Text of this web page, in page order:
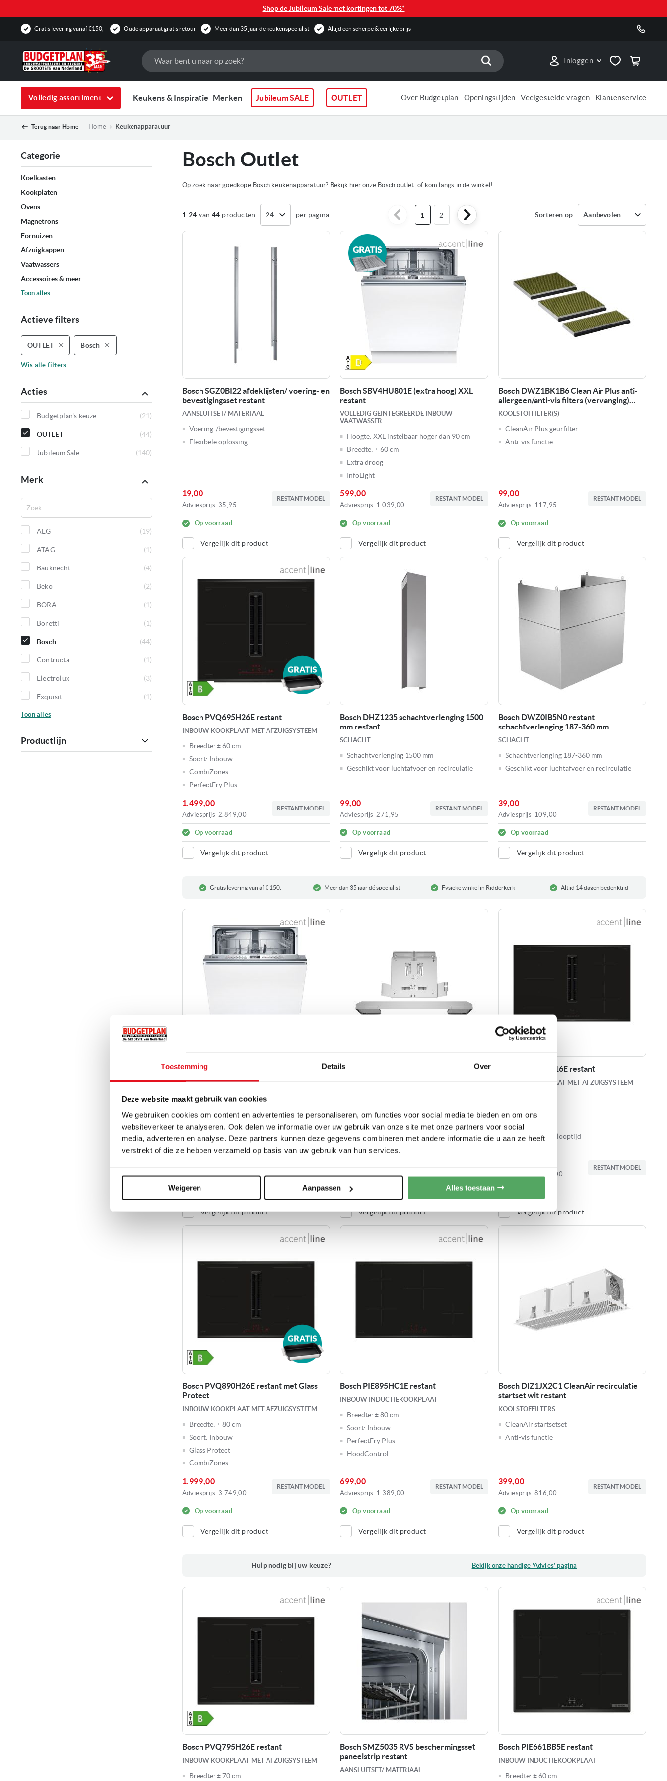
Toestemming Details Over
Deze website maakt gebruik van cookies
We gebruiken cookies om content en advertenties te personaliseren, om functies voor social media te bieden en om ons
websiteverkeer te analyseren. Ook delen we informatie over uw gebruik van onze site met onze partners voor social
media, adverteren en analyse. Deze partners kunnen deze gegevens combineren met andere informatie die u aan ze heeft
verstrekt of die ze hebben verzameld op basis van uw gebruik van hun services.
Weigeren Aanpassen Alles toestaan
Shop de Jubileum Sale met kortingen tot 70%*
Gratis levering vanaf €150,- Oude apparaat gratis retour Meer dan 35 jaar de keukenspecialist Altijd een scherpe & eerlijke prijs
Zoek
Zoek Inloggen
Volledig assortiment Keukens & Inspiratie Merken Jubileum SALE OUTLET Over Budgetplan Openingstijden Veelgestelde vragen Klantenservice
Terug naar Home Home Keukenapparatuur
Bosch Outlet
Op zoek naar goedkope Bosch keukenapparatuur? Bekijk hier onze Bosch outlet, of kom langs in de winkel!
1-24 van 44 producten U lees momenteel pagina
1 Pagina
2
per pagina Sorteren op
Bosch SGZ0BI22 afdeklijsten/ voering- en
bevestigingsset restant
AANSLUITSET/ MATERIAAL
Voering-/bevestigingsset
Flexibele oplossing
19,00
Adviesprijs 35,95
RESTANT MODEL
Op voorraad
Vergelijk dit product
Bosch SBV4HU801E (extra hoog) XXL
restant
VOLLEDIG GEINTEGREERDE INBOUW
VAATWASSER
Hoogte: XXL instelbaar hoger dan 90 cm
Breedte: ± 60 cm
Extra droog
InfoLight
599,00
Adviesprijs 1.039,00
RESTANT MODEL
Op voorraad
Vergelijk dit product
Bosch DWZ1BK1B6 Clean Air Plus anti-
allergeen/anti-vis filters (vervanging)
restant
KOOLSTOFFILTER(S)
CleanAir Plus geurfilter
Anti-vis functie
99,00
Adviesprijs 117,95
RESTANT MODEL
Op voorraad
Vergelijk dit product
Bosch PVQ695H26E restant
INBOUW KOOKPLAAT MET AFZUIGSYSTEEM
Breedte: ± 60 cm
Soort: Inbouw
CombiZones
PerfectFry Plus
1.499,00
Adviesprijs 2.849,00
RESTANT MODEL
Op voorraad
Vergelijk dit product
Bosch DHZ1235 schachtverlenging 1500
mm restant
SCHACHT
Schachtverlenging 1500 mm
Geschikt voor luchtafvoer en recirculatie
99,00
Adviesprijs 271,95
RESTANT MODEL
Op voorraad
Vergelijk dit product
Bosch DWZ0IB5N0 restant
schachtverlenging 187-360 mm
SCHACHT
Schachtverlenging 187-360 mm
Geschikt voor luchtafvoer en recirculatie
39,00
Adviesprijs 109,00
RESTANT MODEL
Op voorraad
Vergelijk dit product
Gratis levering van af € 150,- Meer dan 35 jaar dé specialist Fysieke winkel in Ridderkerk Altijd 14 dagen bedenktijd
Bosch SMV6ZB805E restant
VOLLEDIG GEINTEGREERDE INBOUW
Hoogte:
Breedte:± 60 cm
Zeolith
Silence Pro: muisstil
Adviesprijs 1.259,00
RESTANT MODEL
Op voorraad
Vergelijk dit product
Bosch DSZ4961 liftsysteem restant
ACCESSOIRE/ TOEBEHOREN
Te combineren met vlakschermkappen
Adviesprijs 270,00
RESTANT MODEL
Op voorraad
Vergelijk dit product
Bosch PVS895B16E restant
INBOUW KOOKPLAAT MET AFZUIGSYSTEEM
CombiZone
Automatische nalooptijd
3.099,00
RESTANT MODEL
Vergelijk dit product
Bosch PVQ890H26E restant met Glass
Protect
INBOUW KOOKPLAAT MET AFZUIGSYSTEEM
Breedte: ± 80 cm
Soort: Inbouw
Glass Protect
CombiZones
1.999,00
Adviesprijs 3.749,00
RESTANT MODEL
Op voorraad
Vergelijk dit product
Bosch PIE895HC1E restant
INBOUW INDUCTIEKOOKPLAAT
Breedte: ± 80 cm
Soort: Inbouw
PerfectFry Plus
HoodControl
699,00
Adviesprijs 1.389,00
RESTANT MODEL
Op voorraad
Vergelijk dit product
Bosch DIZ1JX2C1 CleanAir recirculatie
startset wit restant
KOOLSTOFFILTERS
CleanAir startsetset
Anti-vis functie
399,00
Adviesprijs 816,00
RESTANT MODEL
Op voorraad
Vergelijk dit product
Hulp nodig bij uw keuze? Bekijk onze handige ‘Advies’ pagina
Bosch PVQ795H26E restant
INBOUW KOOKPLAAT MET AFZUIGSYSTEEM
Breedte: ± 70 cm
Bosch SMZ5035 RVS beschermingsset
paneelstrip restant
AANSLUITSET/ MATERIAAL
Bosch PIE661BB5E restant
INBOUW INDUCTIEKOOKPLAAT
Breedte: ± 60 cm
Actieve filters
OUTLET
Verwijder
dit
artikel
Bosch
Verwijder
dit
Wis alle filters
Categorie
Koelkasten
Kookplaten
Ovens
Magnetrons
Fornuizen
Afzuigkappen
Vaatwassers
Accessoires & meer
Toon alles
Acties
Budgetplan's keuze
21
OUTLET
44
Jubileum Sale
140
Merk
AEG
19
ATAG
1
Bauknecht
4
Beko
2
BORA
1
Boretti
1
Bosch
44
Contructa
1
Electrolux
3
Exquisit
1
Toon alles
Productlijn